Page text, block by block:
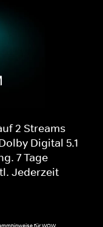
2 Streams
Digital 5.1
7 Tage
Jederzeit